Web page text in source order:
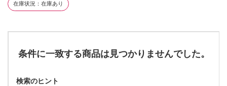
在庫状況 在庫あり
条件に一致する商品は見つかりませんでした。
検索のヒント